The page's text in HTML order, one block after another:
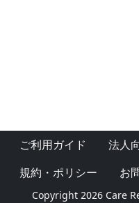
ご利用ガイド 法人
規約・ポリシー
お
Copyright 2026 Care